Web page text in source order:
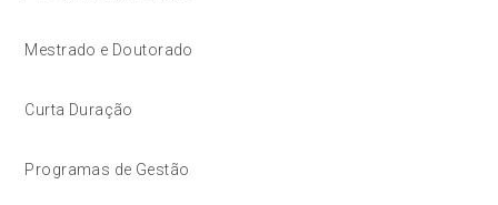
Mestrado e Doutorado
Curta Duração
Programas de Gestão